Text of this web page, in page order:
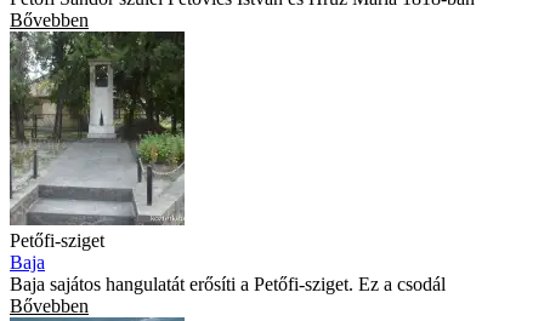
Bővebben
Petőfi-sziget
Baja
Baja sajátos hangulatát erősíti a Petőfi-sziget. Ez a csodál
Bővebben